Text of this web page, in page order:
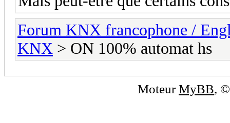
Forum KNX francophone /
KNX > ON 100% automat hs
MoteurMyBB,